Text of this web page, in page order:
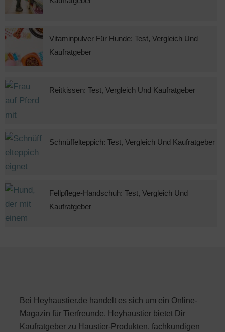
Vitaminpulver Für Hunde: Test, Vergleich Und
Kaufratgeber
Reitkissen: Test, Vergleich Und Kaufratgeber
Schnüffelteppich: Test, Vergleich Und Kaufratgeber
Fellpflege-Handschuh: Test, Vergleich Und
Kaufratgeber
Bei Heyhaustier.de handelt es sich um ein Online-
Magazin für Tierfreunde. Heyhaustier bietet Dir
Kaufratgeber zu Haustier-Produkten, fachkundigen